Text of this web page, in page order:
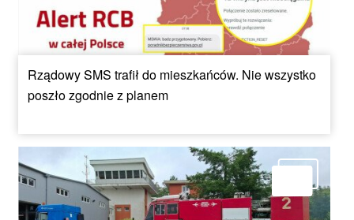
Rządowy SMS trafił do mieszkańców. Nie wszystko
poszło zgodnie z planem